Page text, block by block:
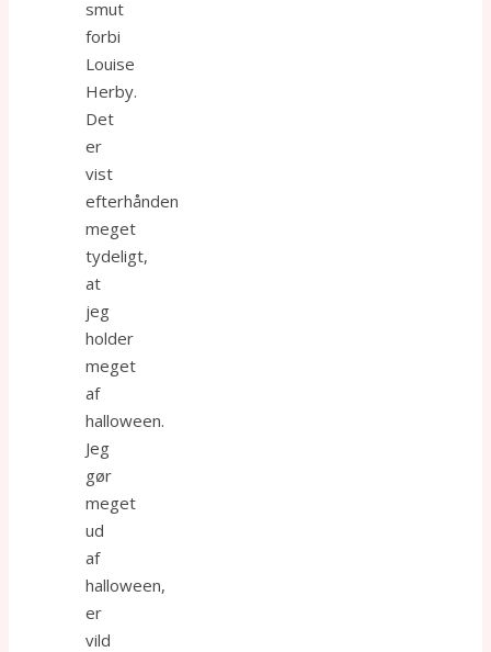
smut
forbi
Louise
Herby.
Det
er
vist
efterhånden
meget
tydeligt,
at
jeg
holder
meget
af
halloween.
Jeg
gør
meget
ud
af
halloween,
er
vild